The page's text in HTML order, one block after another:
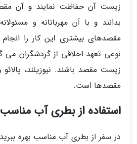
زیست آن حفاظت نمایند و آن
بدانند و با آن مهربانانه و
مقصدهای بیشتری این کار را
نوعی تعهد اخلاقی از گردشگران می
زیست مقصد باشند. نیوزیلند،
مقصدها است.
استفاده از بطری آب مناسب
در سفر از بطری آب مناسب بهره